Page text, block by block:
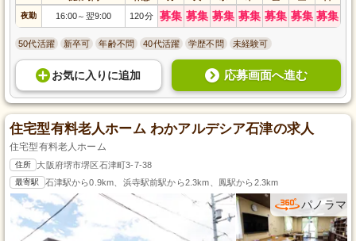
夜勤 16:00～ 翌9:00 120分 募集 募集 募集 募集 募集 募集 募集
50代活躍 新卒可 年齢不問 40代活躍 学歴不問 未経験可
お気に入り に追加 応募画面へ進む
住宅型有料老人ホーム わかアルデシア石津の求人
住宅型有料老人ホーム
住所 大阪府堺市堺区石津町3-7-38
最寄駅 石津駅から0.9km、浜寺駅前駅から2.3km、鳳駅から2.3km
パノラマ